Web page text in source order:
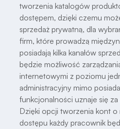
tworzenia katalogów
dostępem, dzięki czemu
sprzedaż prywatną, dla
firm, które prowadzą
posiadają kilka kanałów
będzie możliwość
internetowymi z poziomu
administracyjny mimo
funkcjonalności uznaje się za
Dzięki opcji tworzenia kont
dostępu każdy pracownik